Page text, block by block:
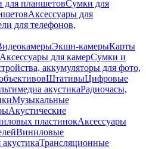
планшетовСумки для
Аксессуары для
для телефонов,
Экшн-камерыКарты
Аксессуары для камерСумки и
аккумуляторы для фото,
ШтативыЦифровые
акустикаРадиочасы,
Музыкальные
Акустические
пластинокАксессуары
Виниловые
Трансляционные